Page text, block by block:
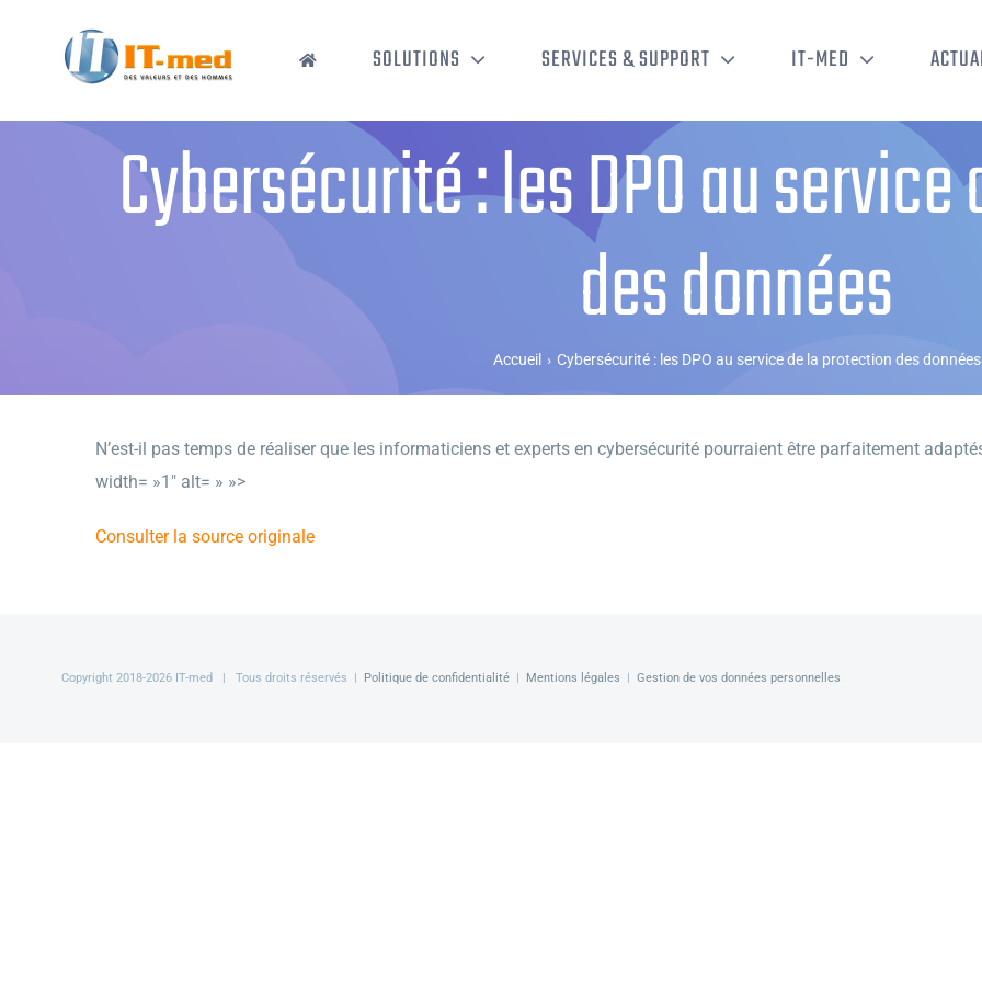
SOLUTIONS SERVICES & SUPPORT IT-MED
Cybersécurité : les DPO au
des données
Accueil › Cybersécurité : les DPO au service de la protection des données
N’est-il pas temps de réaliser que les informaticiens et experts en cybersécurité pourraient être parfaitement
width= »1″ alt= » »>
Consulter la source originale
Copyright 2018-2026 IT-med | Tous droits réservés | Politique de confidentialité| Mentions légales | Gestion de vos données personnelles